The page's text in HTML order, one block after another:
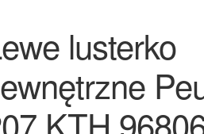
lusterko